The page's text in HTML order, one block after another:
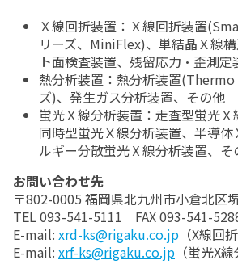
Ｘ線回折装置：Ｘ線回折装置
リーズ、MiniFlex)、単結晶Ｘ線
ト面検査装置、残留応力・歪測
熱分析装置：熱分析装置(Thermo
ズ)、発生ガス分析装置、その他
蛍光Ｘ線分析装置：走査型蛍光
同時型蛍光Ｘ線分析装置、半導
ルギー分散蛍光Ⅹ線分析装置、そ
お問い合わせ先
〒802-0005 福岡県北九州市小倉北
TEL 093-541-5111 FAX 093-541-
E-mail: xrd-ks@rigaku.co.jp （X線回
E-mail: xrf-ks@rigaku.co.jp （蛍光X